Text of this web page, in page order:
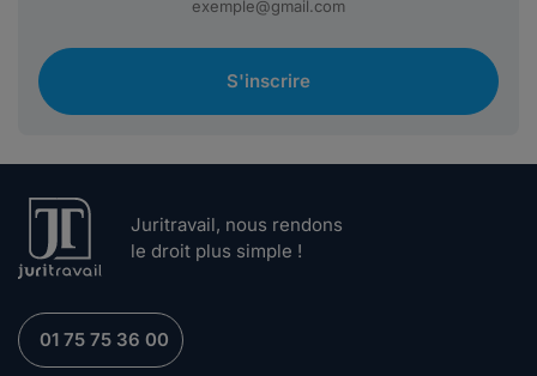
S'inscrire
Juritravail, nous rendons
le droit plus simple !
01 75 75 36 00